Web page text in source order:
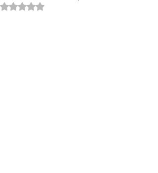
Оцінка: NaN з 5 зірок.